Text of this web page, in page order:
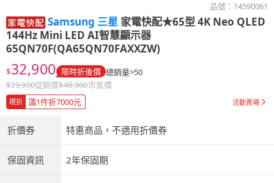
品號： 14590061
Samsung 三星 家電快配★65型 4K Neo QLED
144Hz Mini LED AI智慧顯示器
65QN70F(QA65QN70FAXXZW)
$32,900 限時折後價 總銷量>50
$39,900促銷價$49,900市售價
現折 滿1件折7000元 活動賣場
折價券 特惠商品，不適用折價券
保固資訊 2年保固期